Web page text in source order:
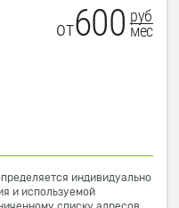
от600 руб
мес
индивидуально
и используемой